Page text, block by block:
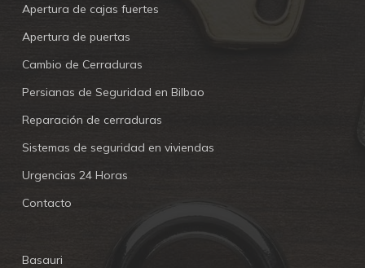
Apertura de cajas fuertes
Apertura de puertas
Cambio de Cerraduras
Persianas de Seguridad en Bilbao
Reparación de cerraduras
Sistemas de seguridad en viviendas
Urgencias 24 Horas
Contacto
Basauri